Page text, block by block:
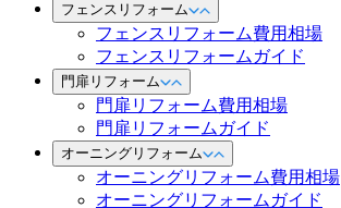
フェンスリフォーム
フェンスリフォーム費用相場
フェンスリフォームガイド
門扉リフォーム
門扉リフォーム費用相場
門扉リフォームガイド
オーニングリフォーム
オーニングリフォーム費用相場
オーニングリフォームガイド